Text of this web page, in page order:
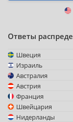
Ответы
Швеция
Израиль
Австралия
Австрия
Франция
Швейцария
Нидерланды